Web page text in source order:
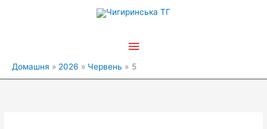
Головне
Домашня 2026 Червень 5